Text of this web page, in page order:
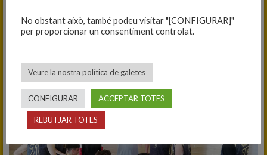
se en el marcador. Agrair a l’Arnau, entrenador del mini
groc, que avui ha portat l’equip. Nois aquesta és la línia de
Força Panteres
No obstant això, també podeu visitar "[CONFIGURAR]"
per proporcionar un consentiment controlat.
Veure la nostra política de galetes
CONFIGURAR ACCEPTAR TOTES
REBUTJAR TOTES